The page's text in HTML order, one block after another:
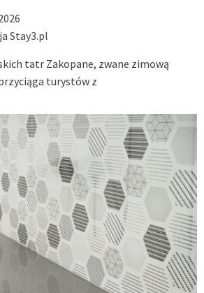
Stay3.pl
tatr Zakopane, zwane zimową
turystów z